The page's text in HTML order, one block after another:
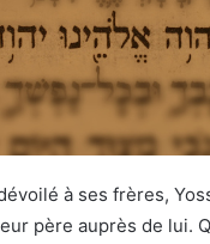
à ses frères,
père auprès de lui.